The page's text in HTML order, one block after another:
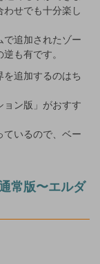
せでも十分楽し
で追加されたゾー
も有です。
追加するのはち
ョン版」がおすす
ているので、ベー
常版〜エルダ